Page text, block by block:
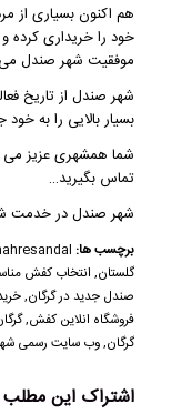
هم اکنون بسیاری از
خود را خریداری کرده
موفقیت شهر صندل
شهر صندلاز تاریخ
بسیار بالایی را به
شما همشهری عزیز می
تماس بگیرید…
شهر صندلدر خدمت
برچسب ها:
گلستان, انتخاب کفش
صندل جدید در گرگان,
فروشگاه انلاین کفش,
گرگان,وب سایت رسمی
اشتراک این مطلب